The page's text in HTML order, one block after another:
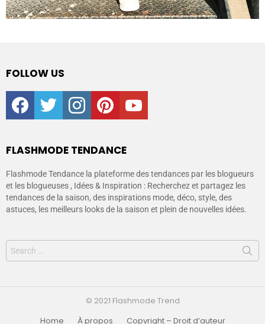
FOLLOW US
facebooktwitter instagrampinterestyoutube
FLASHMODE TENDANCE
Flashmode Tendance la plateforme des tendances par les blogueurs
et les blogueuses , Idées & Inspiration : Recherchez et partagez les
tendances de la saison, des inspirations mode, déco, style, des
astuces, les meilleurs looks de la saison et plein de nouvelles idées.
© 2021 Flashmode Trend
Home
À propos Copyright – Droit d’auteur